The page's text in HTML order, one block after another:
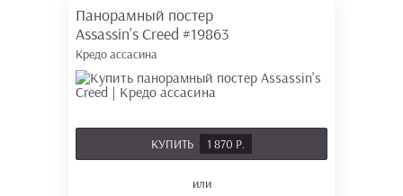
Панорамный постер
Assassin's Creed #19863
Кредо ассасина
КУПИТЬ 1 870 Р.
или